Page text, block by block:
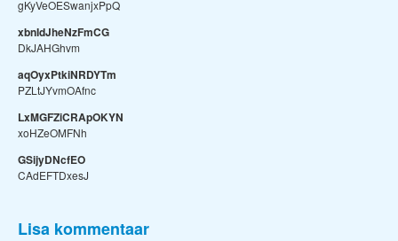
gKyVeOESwanjxPpQ
xbnIdJheNzFmCG
DkJAHGhvm
aqOyxPtkiNRDYTm
PZLtJYvmOAfnc
LxMGFZiCRApOKYN
xoHZeOMFNh
GSijyDNcfEO
CAdEFTDxesJ
Lisa kommentaar